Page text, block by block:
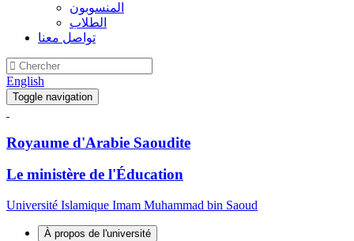
المنسوبون
الطلاب
تواصل معنا
English
Toggle navigation
Royaume d'Arabie Saoudite
Le ministère de l'Éducation
Université Islamique Imam Muhammad bin Saoud
À propos de l'université